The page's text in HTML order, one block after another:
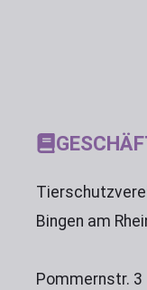
Bingen am
Pommernstr. 3